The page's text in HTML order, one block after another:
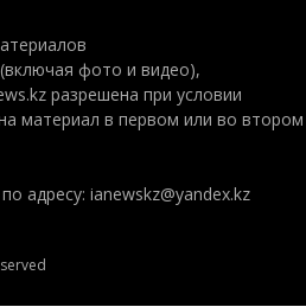
фото и видео),
разрешена при условии
материал в первом или во втором
адресу: ianewskz@yandex.kz